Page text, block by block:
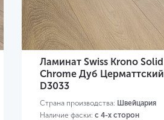
Ламинат Swiss Krono Solid
Chrome Дуб Церматтский
D3033
Страна производства: Швейцария
Наличие фаски: с 4-х сторон